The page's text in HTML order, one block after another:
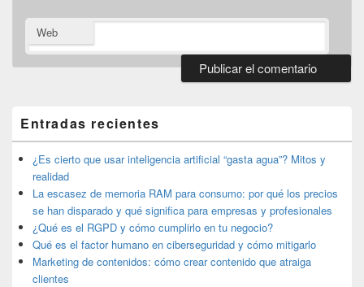
Web
widget
barra
lateral
primaria
Entradas recientes
¿Es cierto que usar inteligencia artificial “gasta agua”? Mitos y
realidad
La escasez de memoria RAM para consumo: por qué los precios
se han disparado y qué significa para empresas y profesionales
¿Qué es el RGPD y cómo cumplirlo en tu negocio?
Qué es el factor humano en ciberseguridad y cómo mitigarlo
Marketing de contenidos: cómo crear contenido que atraiga
clientes